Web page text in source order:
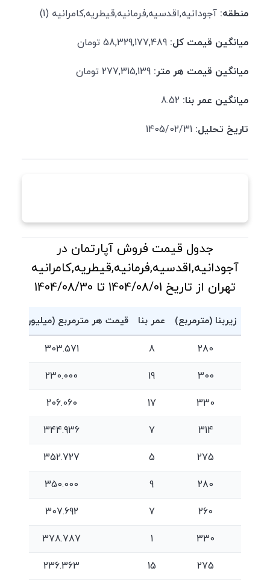
منطقه: آجودانیه,اقدسیه,فرمانیه,قیطریه,کامرانیه (1)
میانگین قیمت کل:
میانگین قیمت هر متر:
میانگین عمر بنا:
تاریخ تحلیل:
جدول قیمت فروش آپارتمان در
آجودانیه,اقدسیه,فرمانیه,قیطریه,کامرانیه
تهران از تاریخ 1404/08/01 تا 1404/08/30
زیربنا (مترمربع) عمر بنا قیمت هر مترمربع (میلیون
280
8
303.571
300
19
230.000
330
17
206.060
314
7
344.936
275
5
352.727
280
9
350.000
260
7
307.692
330
1
378.787
275
15
236.363